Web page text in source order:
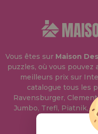
Vous êtes sur Maison
puzzles, où vous pouvez
meilleurs prix sur
catalogue tous les
Ravensburger,
Jumbo, Trefl, Piatnik,